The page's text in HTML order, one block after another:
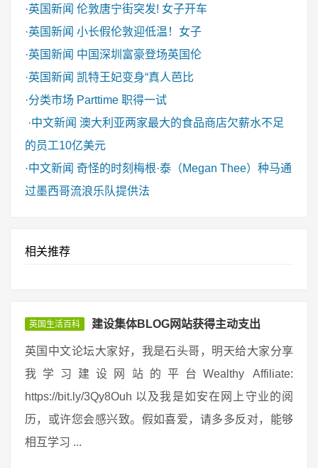
·英国新闻 伦敦唐宁街突发! 女子开车
·英国新闻 小长假伦敦迎低温！女子
·英国新闻 中国深圳富豪登场英国伦
·英国新闻 凯特王妃变身“真人芭比
·分类市场 Parttime 职得一试
·中文新闻 澳大利亚两家最大的食品商店欠薪水不足
的员工10亿美元
·中文新闻 奇怪的时刻梅根·泰（Megan Thee）种马通
过墨西哥流浪乐队提供法
相关推荐
英国生活百科 建设集体BLOG网站获得主动支出
英国中文论坛大家好，我是石头哥，明天给大家分享
我学习建设网站的平台Wealthy Affiliate:
https://bit.ly/3Qy8Ouh 以及我是如安在网上守业的阅
历，或许您会感兴致。假如喜爱，请多多反对，能够
相互学习 ...